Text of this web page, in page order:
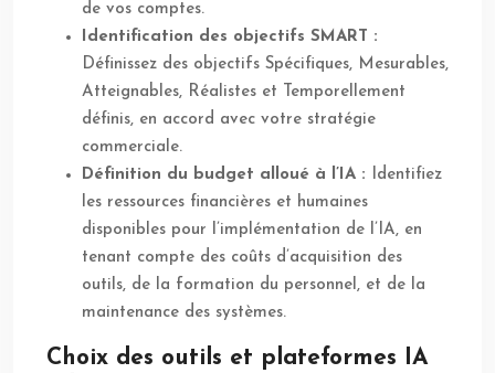
de vos comptes.
Identification des objectifs SMART :
Définissez des objectifs Spécifiques, Mesurables,
Atteignables, Réalistes et Temporellement
définis, en accord avec votre stratégie
commerciale.
Définition du budget alloué à l’IA : Identifiez
les ressources financières et humaines
disponibles pour l’implémentation de l’IA, en
tenant compte des coûts d’acquisition des
outils, de la formation du personnel, et de la
maintenance des systèmes.
Choix des outils et plateformes IA